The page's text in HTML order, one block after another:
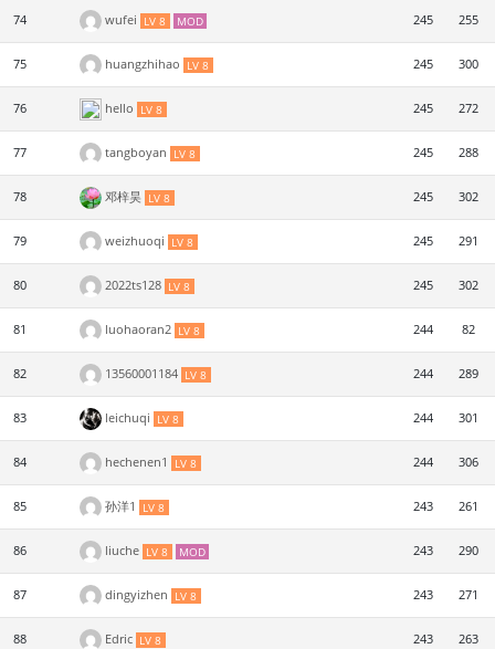
74 wufei LV 8 MOD 245 255
75 huangzhihao LV 8 245 300
76 hello LV 8 245 272
77 tangboyan LV 8 245 288
78 邓梓昊 LV 8 245 302
79 weizhuoqi LV 8 245 291
80 2022ts128 LV 8 245 302
81 luohaoran2 LV 8 244 82
82 13560001184 LV 8 244 289
83 leichuqi LV 8 244 301
84 hechenen1 LV 8 244 306
85 孙洋1 LV 8 243 261
86 liuche LV 8 MOD 243 290
87 dingyizhen LV 8 243 271
88 Edric LV 8 243 263